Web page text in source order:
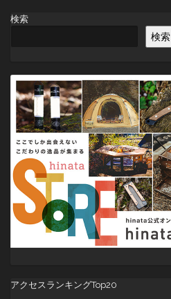
ビ
ゲ
検索
検索
アクセスランキングTop20